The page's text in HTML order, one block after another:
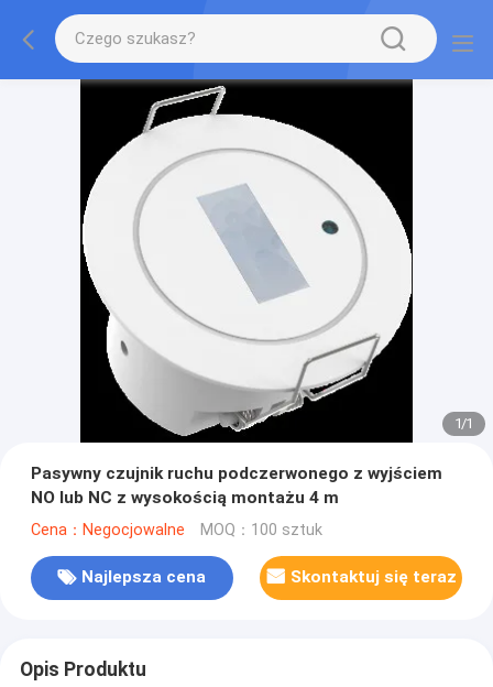
1/1
Pasywny czujnik ruchu podczerwonego z wyjściem
NO lub NC z wysokością montażu 4 m
Cena：Negocjowalne MOQ：100 sztuk
Najlepsza cena Skontaktuj się teraz
Opis Produktu